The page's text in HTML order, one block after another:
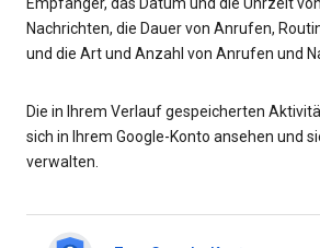
Empfänger, das Datum und die Uhrzeit
Nachrichten, die Dauer von Anrufen,
und die Art und Anzahl von Anrufen und
Die in Ihrem Verlauf gespeicherten
sich in Ihrem Google-Konto ansehen und
verwalten.